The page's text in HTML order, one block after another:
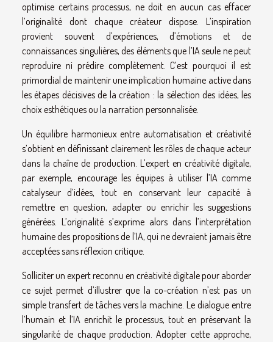
optimise certains processus, ne doit en aucun cas effacer
l’originalité dont chaque créateur dispose. L’inspiration
provient souvent d’expériences, d’émotions et de
connaissances singulières, des éléments que l’IA seule ne peut
reproduire ni prédire complètement. C’est pourquoi il est
primordial de maintenir une implication humaine active dans
les étapes décisives de la création : la sélection des idées, les
choix esthétiques ou la narration personnalisée.
Un équilibre harmonieux entre automatisation et créativité
s’obtient en définissant clairement les rôles de chaque acteur
dans la chaîne de production. L’expert en créativité digitale,
par exemple, encourage les équipes à utiliser l’IA comme
catalyseur d’idées, tout en conservant leur capacité à
remettre en question, adapter ou enrichir les suggestions
générées. L’originalité s’exprime alors dans l’interprétation
humaine des propositions de l’IA, qui ne devraient jamais être
acceptées sans réflexion critique.
Solliciter un expert reconnu en créativité digitale pour aborder
ce sujet permet d’illustrer que la co-création n’est pas un
simple transfert de tâches vers la machine. Le dialogue entre
l’humain et l’IA enrichit le processus, tout en préservant la
singularité de chaque production. Adopter cette approche,